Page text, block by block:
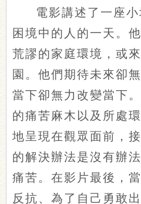
電影講述了一座
困境中的人的一天。
荒謬的家庭環境，或
園。他們期待未來卻
當下卻無力改變當下
的痛苦麻木以及所處
地呈現在觀眾面前，
的解決辦法是沒有辦
痛苦。在影片最後，
反抗、為了自己勇敢